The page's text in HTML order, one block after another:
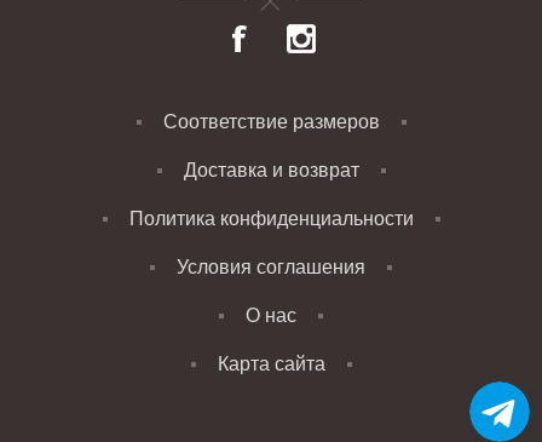
Соответствие размеров
Доставка и возврат
Политика конфиденциальности
Условия соглашения
О нас
Карта сайта